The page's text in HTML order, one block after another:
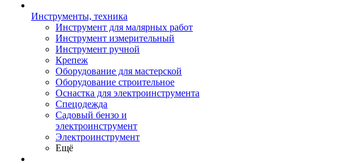
Инструменты, техника
Инструмент для малярных работ
Инструмент измерительный
Инструмент ручной
Крепеж
Оборудование для мастерской
Оборудование строительное
Оснастка для электроинструмента
Спецодежда
Садовый бензо и
электроинструмент
Электроинструмент
Ещё